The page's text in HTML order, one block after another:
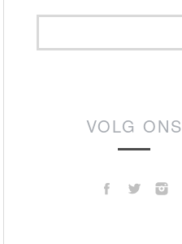
VOLG ONS